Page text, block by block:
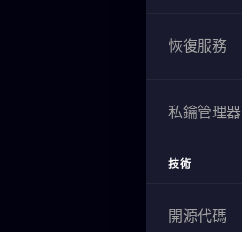
恢復服務
私鑰管理器
技術
開源代碼